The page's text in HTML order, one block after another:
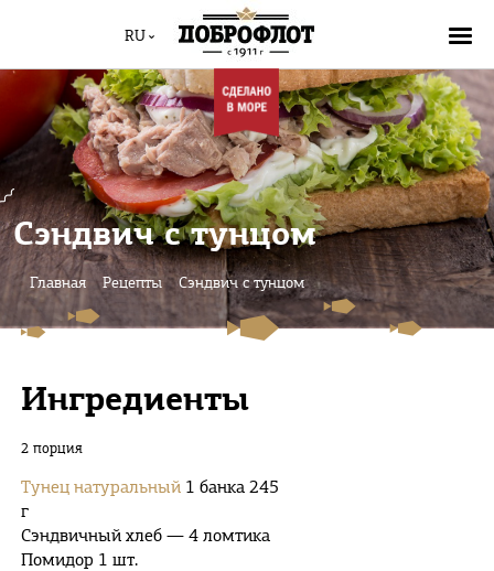
RU
Сэндвич с тунцом
Главная Рецепты Сэндвич с тунцом
Ингредиенты
2 порция
Тунец натуральный 1 банка 245
г
Сэндвичный хлеб — 4 ломтика
Помидор 1 шт.